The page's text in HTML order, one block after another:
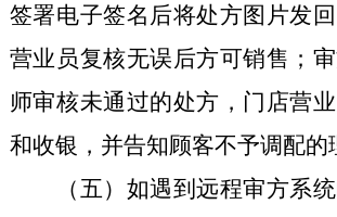
签署电子签名后将处方图片发
营业员复核无误后方可销售；
师审核未通过的处方， 门店营
和收银，并告知顾客不予调配的
（ 五）如遇到远程审方系